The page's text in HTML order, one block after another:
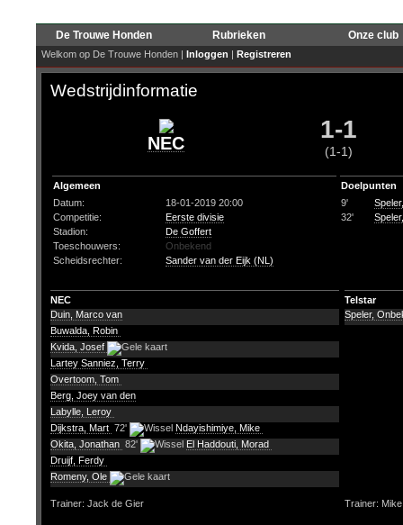
De Trouwe Honden Rubrieken Onze club
Welkom op De Trouwe Honden | Inloggen | Registreren
Wedstrijdinformatie
NEC 1-1
(1-1)
Algemeen
Datum:
18-01-2019 20:00
Competitie:
Eerste divisie
Stadion:
De Goffert
Toeschouwers:
Onbekend
Scheidsrechter:
Sander van der Eijk (NL)
Doelpunten
9'
32'
NEC
Telstar
Duin, Marco van
Buwalda, Robin
Kvida, Josef
Lartey Sanniez, Terry
Overtoom, Tom
Berg, Joey van den
Labylle, Leroy
Dijkstra, Mart 72'
Ndayishimiye, Mike
Okita, Jonathan 82'
El Haddouti, Morad
Druijf, Ferdy
Romeny, Ole
Speler,
Trainer: Jack de Gier Trainer: